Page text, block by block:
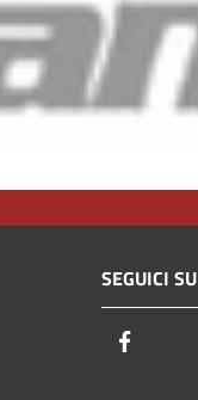
SEGUICI SU